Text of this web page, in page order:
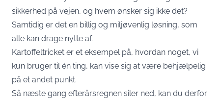
sikkerhed på vejen, og hvem ønsker sig ikke det?
Samtidig er det en billig og miljøvenlig løsning, som
alle kan drage nytte af.
Kartoffeltricket er et eksempel på, hvordan noget, vi
kun bruger til én ting, kan vise sig at være behjælpelig
på et andet punkt.
Så næste gang efterårsregnen siler ned, kan du derfor